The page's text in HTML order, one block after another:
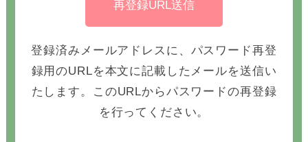
登録済みメールアドレスに、パスワード再登
録用のURLを本文に記載したメールを送信い
たします。このURLからパスワードの再登録
を行ってください。